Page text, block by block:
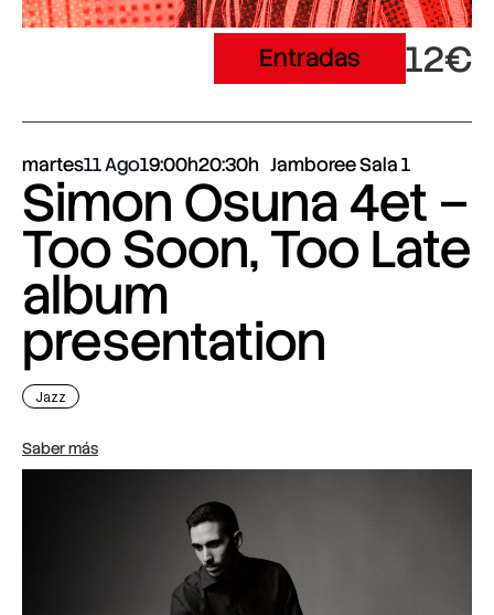
Entradas 12€
martes11 Ago19:00h20:30h Jamboree Sala 1
Simon Osuna 4et –
Too Soon, Too Late
album
presentation
Jazz
Saber más